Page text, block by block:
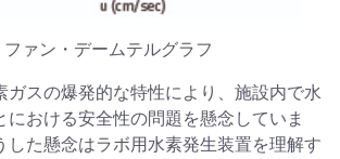
ファン・デームテルグラフ
ガスの爆発的な特性により、施設内で水
における安全性の問題を懸念していま
した懸念はラボ用水素発生装置を理解す